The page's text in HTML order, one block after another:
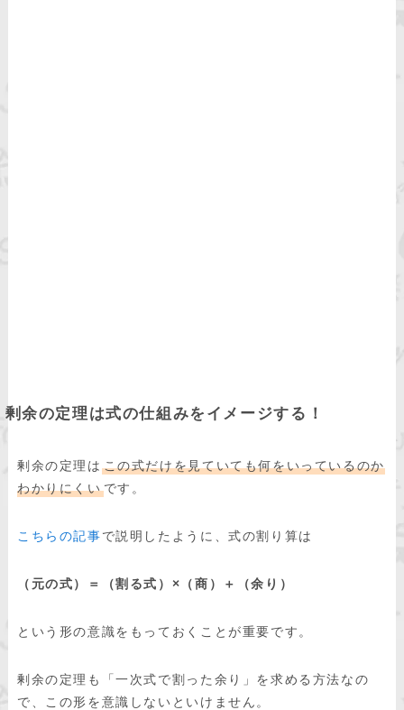
剰余の定理は式の仕組みをイメージする！
剰余の定理は この式だけを見ていても何をいっているのか
わかりにくいです。
こちらの記事で説明したように、式の割り算は
（元の式）＝（割る式）×（商）＋（余り）
という形の意識をもっておくことが重要です。
剰余の定理も「一次式で割った余り」を求める方法なの
で、この形を意識しないといけません。